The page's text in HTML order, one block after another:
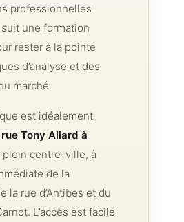
professionnelles
une formation
rester à la pointe
d’analyse et des
marché.
est idéalement
Tony Allard à
plein centre-ville, à
de la
la rue d’Antibes et du
L’accès est facile